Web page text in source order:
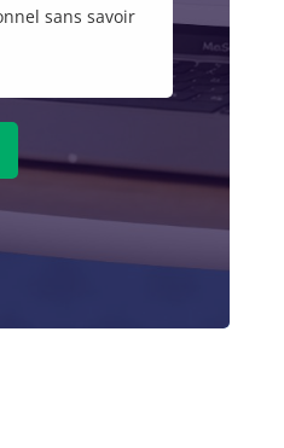
sans savoir